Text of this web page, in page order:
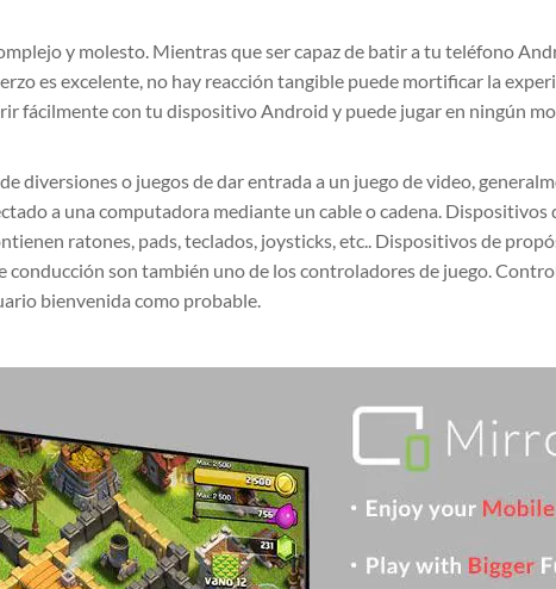
y molesto. Mientras que ser capaz de batir a tu teléfono
es excelente, no hay reacción tangible puede mortificar la
fácilmente con tu dispositivo Android y puede jugar en ningún
diversiones o juegos de dar entrada a un juego de video,
a una computadora mediante un cable o cadena. Dispositivos
ratones, pads, teclados, joysticks, etc.. Dispositivos de
conducción son también uno de los controladores de juego.
bienvenida como probable.